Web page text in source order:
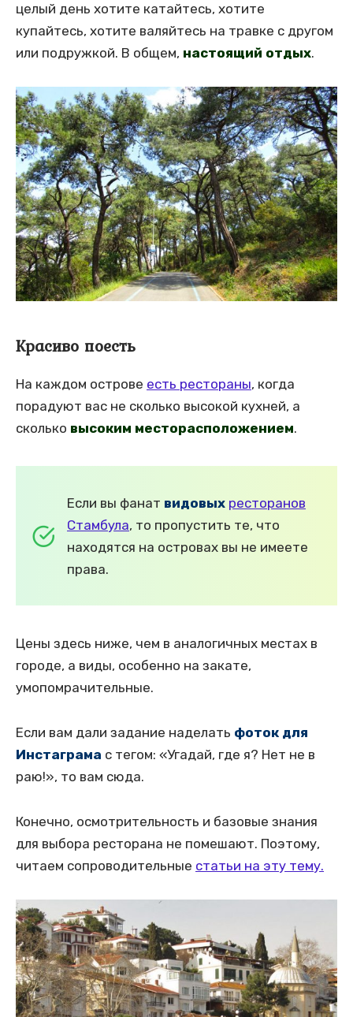
целый день хотите катайтесь, хотите
купайтесь, хотите валяйтесь на травке с другом
или подружкой. В общем, настоящий отдых.
Красиво поесть
На каждом острове есть рестораны, когда
порадуют вас не сколько высокой кухней, а
сколько высоким месторасположением.
Если вы фанат видовых ресторанов
Стамбула, то пропустить те, что
находятся на островах вы не имеете
права.
Цены здесь ниже, чем в аналогичных местах в
городе, а виды, особенно на закате,
умопомрачительные.
Если вам дали задание наделать фоток для
Инстаграма с тегом: «Угадай, где я? Нет не в
раю!», то вам сюда.
Конечно, осмотрительность и базовые знания
для выбора ресторана не помешают. Поэтому,
читаем сопроводительные статьи на эту тему.